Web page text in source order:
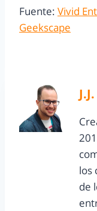
Fuente: Vivid
Geekscape
los
de